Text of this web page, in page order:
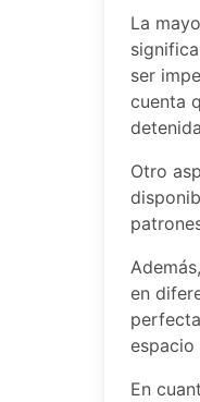
La
ser
cuenta
Otro
en
espacio
En